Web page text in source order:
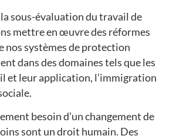
sous-évaluation du travail de
mettre en œuvre des réformes
nos systèmes de protection
dans des domaines tels que les
et leur application, l’immigration
besoin d’un changement de
sont un droit humain. Des